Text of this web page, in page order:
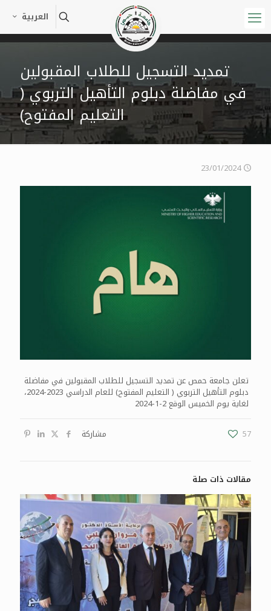
العربية
تمديد التسجيل للطلاب المقبولين
في مفاضلة دبلوم التأهيل التربوي (
التعليم المفتوح)
23/01/2024
تعلن جامعة حمص عن تمديد التسجيل للطلاب المقبولين في مفاضلة
دبلوم التأهيل التربوي ( التعليم المفتوح) للعام الدراسي 2023-2024،
لغاية يوم الخميس الوقع 2-1-2024
مشاركة
57
مقالات ذات صلة